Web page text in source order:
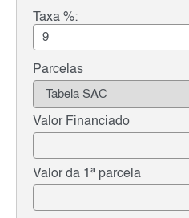
Taxa %:
Parcelas
Valor Financiado
Valor da 1ª parcela